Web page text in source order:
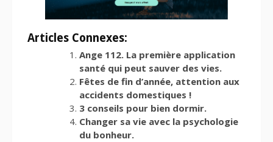
Articles Connexes:
Ange 112. La première application
santé qui peut sauver des vies.
Fêtes de fin d’année, attention aux
accidents domestiques !
3 conseils pour bien dormir.
Changer sa vie avec la psychologie
du bonheur.